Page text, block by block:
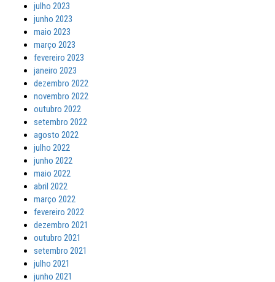
julho 2023
junho 2023
maio 2023
março 2023
fevereiro 2023
janeiro 2023
dezembro 2022
novembro 2022
outubro 2022
setembro 2022
agosto 2022
julho 2022
junho 2022
maio 2022
abril 2022
março 2022
fevereiro 2022
dezembro 2021
outubro 2021
setembro 2021
julho 2021
junho 2021